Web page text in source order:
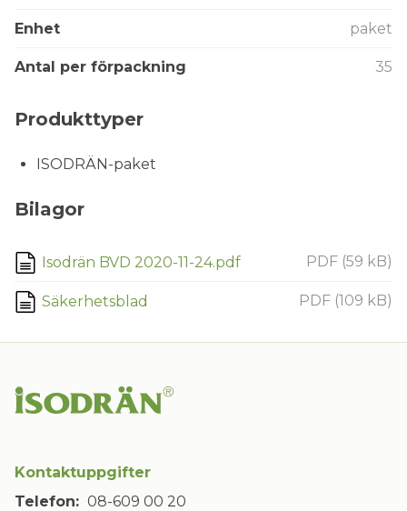
Enhet paket
Antal per förpackning 35
Produkttyper
ISODRÄN-paket
Bilagor
Isodrän BVD 2020-11-24.pdf PDF (59 kB)
Säkerhetsblad PDF (109 kB)
Kontaktuppgifter
Telefon: 08-609 00 20